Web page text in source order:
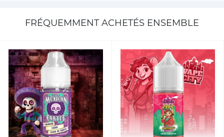
FRÉQUEMMENT ACHETÉS ENSEMBLE